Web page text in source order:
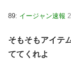
89: イージャン速報
そもそもアイテ
ててくれよ